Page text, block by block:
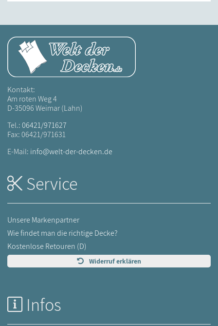
Kontakt:
Am roten Weg 4
D-35096 Weimar (Lahn)
Tel.:06421/971627
Fax: 06421/971631
E-Mail: info@welt-der-decken.de
Service
Unsere Markenpartner
Wie findet man die richtige Decke?
Kostenlose Retouren (D)
Widerruf erklären
Infos